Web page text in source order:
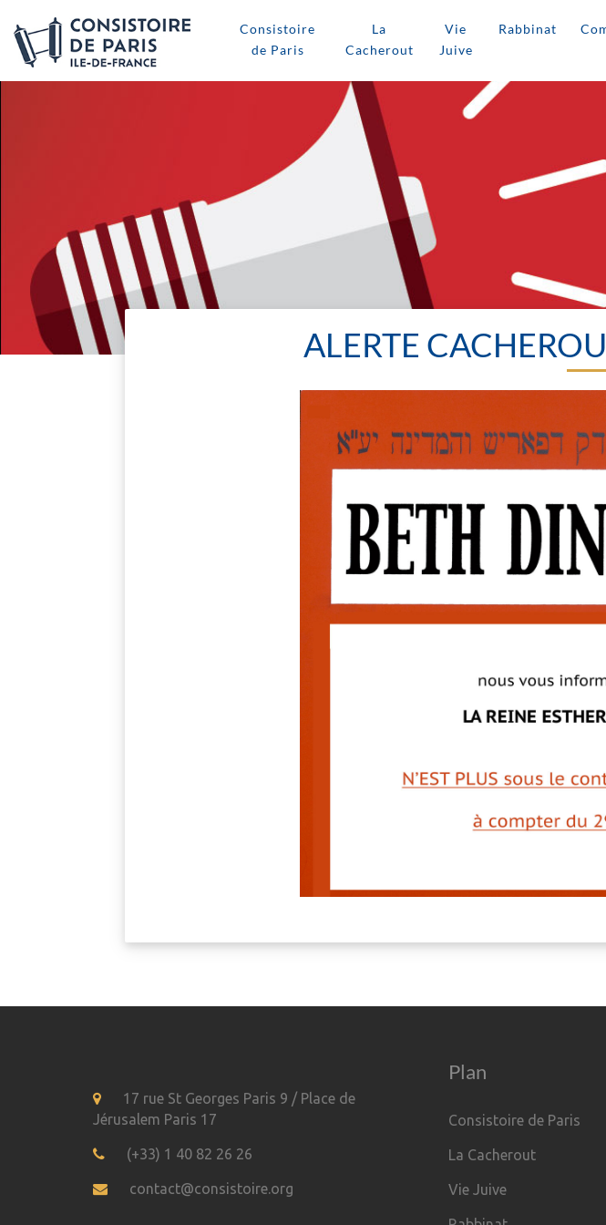
Consistoire
de Paris
La
Cacherout
Vie
Juive
Rabbinat
ALERTE
17 rue St Georges Paris 9 / Place de
Jérusalem Paris 17
(+33) 1 40 82 26 26
contact@consistoire.org
Plan
Consistoire de Paris
La Cacherout
Vie Juive